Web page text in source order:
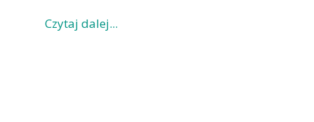
Czytaj dalej...